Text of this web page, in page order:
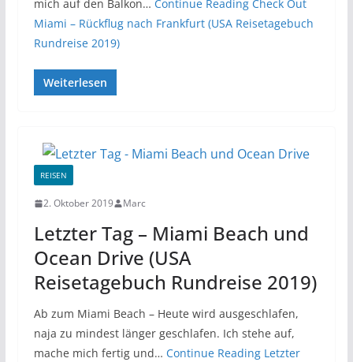
mich auf den Balkon… Continue ReadingCheck Out
Miami – Rückflug nach Frankfurt (USA Reisetagebuch
Rundreise 2019)
Weiterlesen
REISEN
2. Oktober 2019 Marc
Letzter Tag – Miami Beach und
Ocean Drive (USA
Reisetagebuch Rundreise 2019)
Ab zum Miami Beach – Heute wird ausgeschlafen,
naja zu mindest länger geschlafen. Ich stehe auf,
mache mich fertig und… Continue ReadingLetzter